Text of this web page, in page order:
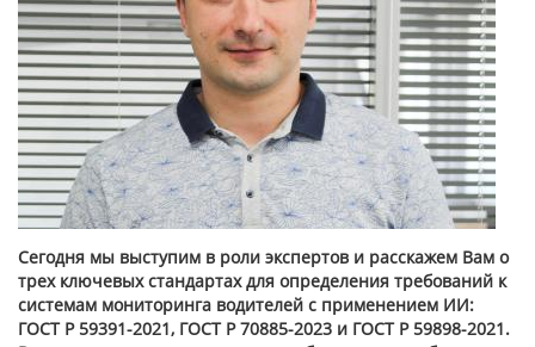
Сегодня мы выступим в роли экспертов и расскажем Вам о
трех ключевых стандартах для определения требований к
системам мониторинга водителей с применением ИИ:
ГОСТ Р 59391-2021, ГОСТ Р 70885-2023 и ГОСТ Р 59898-2021.